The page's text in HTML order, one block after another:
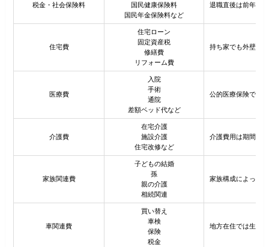
税金・社会保険料
国民健康保険料
国民年金保険料など
退職直後は前年所
住宅費
住宅ローン
固定資産税
修繕費
リフォーム費
持ち家でも外壁・
医療費
入院
手術
通院
差額ベッド代など
公的医療保険でカ
介護費
在宅介護
施設介護
住宅改修など
介護費用は期間と
家族関連費
子どもの結婚
孫
親の介護
相続関連
家族構成によって
車関連費
買い替え
車検
保険
税金
地方在住では生活